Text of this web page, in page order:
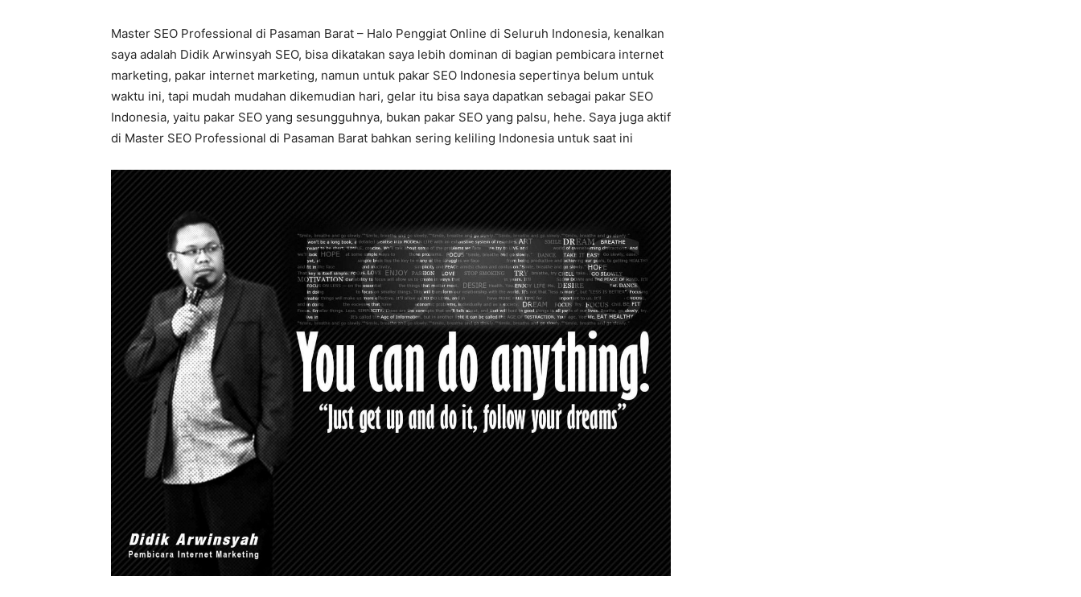
Master SEO Professional di Pasaman Barat – Halo Penggiat Online di Seluruh Indonesia, kenalkan
saya adalah Didik Arwinsyah SEO, bisa dikatakan saya lebih dominan di bagian pembicara internet
marketing, pakar internet marketing, namun untuk pakar SEO Indonesia sepertinya belum untuk
waktu ini, tapi mudah mudahan dikemudian hari, gelar itu bisa saya dapatkan sebagai pakar SEO
Indonesia, yaitu pakar SEO yang sesungguhnya, bukan pakar SEO yang palsu, hehe. Saya juga aktif
di Master SEO Professional di Pasaman Barat bahkan sering keliling Indonesia untuk saat ini